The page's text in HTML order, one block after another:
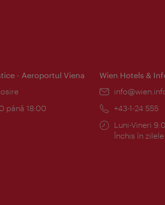
- Aeroportul Viena
până 18:00
Wien Hotels &
E-
Telefon:
+43-1-24 555
Program:
Luni-Vineri
Închis în